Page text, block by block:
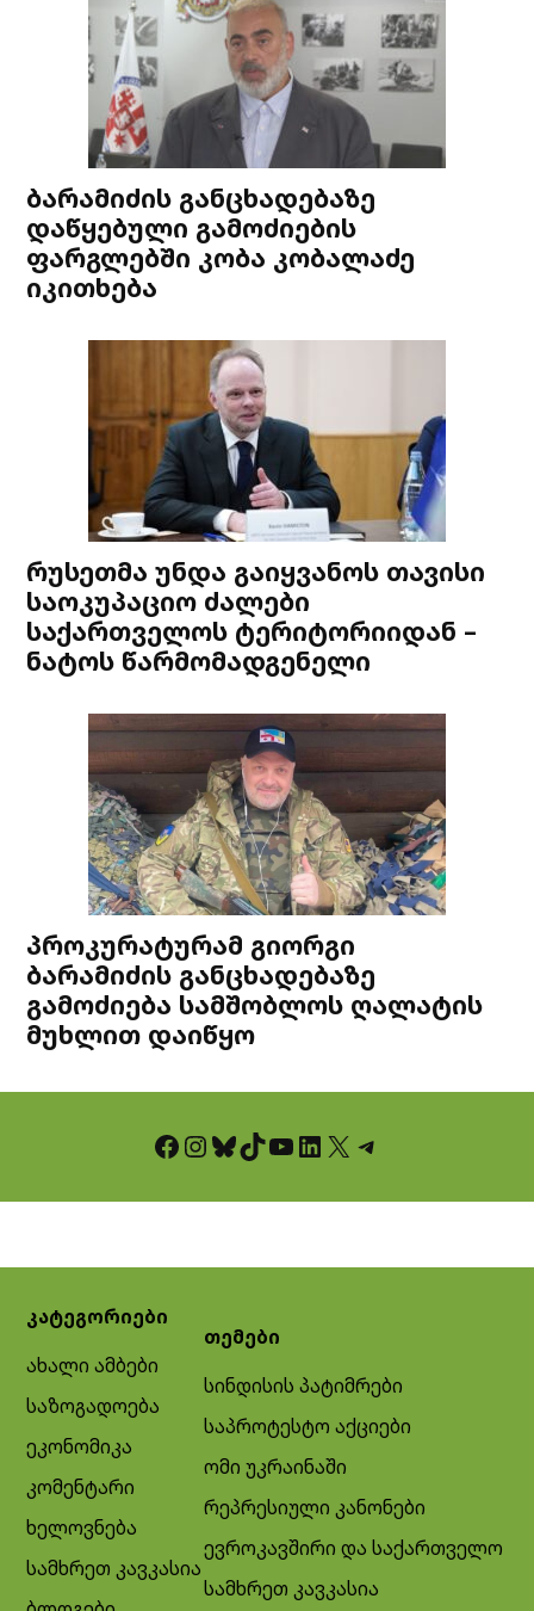
ბარამიძის განცხადებაზე
დაწყებული გამოძიების
ფარგლებში კობა კობალაძე
იკითხება
რუსეთმა უნდა გაიყვანოს თავისი
საოკუპაციო ძალები
საქართველოს ტერიტორიიდან –
ნატოს წარმომადგენელი
პროკურატურამ გიორგი
ბარამიძის განცხადებაზე
გამოძიება სამშობლოს ღალატის
მუხლით დაიწყო
Facebook InstagramBluesky TikTok YouTube LinkedIn X Telegram
კატეგორიები
ახალი ამბები
საზოგადოება
ეკონომიკა
კომენტარი
ხელოვნება
სამხრეთ კავკასია
თემები
სინდისის პატიმრები
საპროტესტო აქციები
ომი უკრაინაში
რეპრესიული კანონები
ევროკავშირი და საქართველო
სამხრეთ კავკასია